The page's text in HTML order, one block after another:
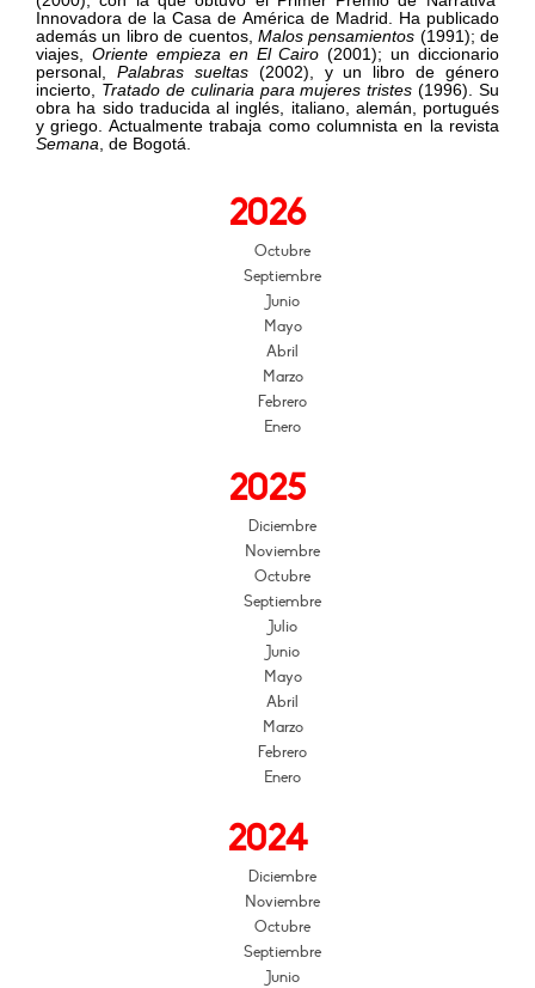
Innovadora de la Casa de América de Madrid. Ha publicado
además un libro de cuentos, Malos pensamientos (1991); de
viajes, Oriente empieza en El Cairo (2001); un diccionario
personal, Palabras sueltas(2002), y un libro de género
incierto, Tratado de culinaria para mujeres tristes (1996). Su
obra ha sido traducida al inglés, italiano, alemán, portugués
y griego. Actualmente trabaja como columnista en la revista
Semana , de Bogotá.
2026
Octubre
Septiembre
Junio
Mayo
Abril
Marzo
Febrero
Enero
2025
Diciembre
Noviembre
Octubre
Septiembre
Julio
Junio
Mayo
Abril
Marzo
Febrero
Enero
2024
Diciembre
Noviembre
Octubre
Septiembre
Junio